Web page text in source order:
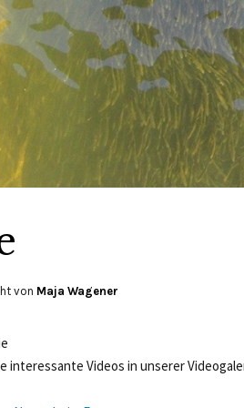
von Maja Wagener
interessante Videos in unserer